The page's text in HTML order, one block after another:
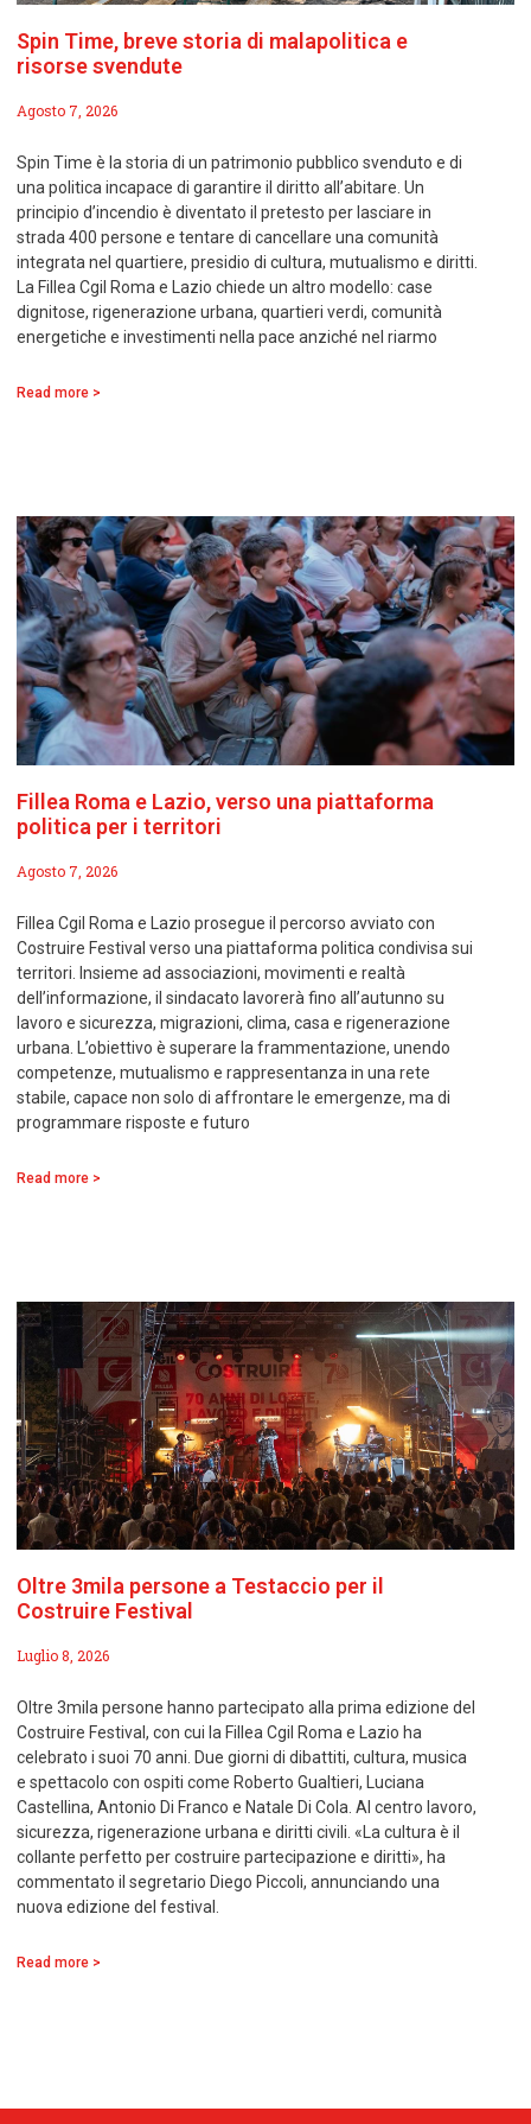
Spin Time, breve storia di malapolitica e
risorse svendute
Agosto 7, 2026
Spin Time è la storia di un patrimonio pubblico svenduto e di
una politica incapace di garantire il diritto all’abitare. Un
principio d’incendio è diventato il pretesto per lasciare in
strada 400 persone e tentare di cancellare una comunità
integrata nel quartiere, presidio di cultura, mutualismo e diritti.
La Fillea Cgil Roma e Lazio chiede un altro modello: case
dignitose, rigenerazione urbana, quartieri verdi, comunità
energetiche e investimenti nella pace anziché nel riarmo
Read more >
Fillea Roma e Lazio, verso una piattaforma
politica per i territori
Agosto 7, 2026
Fillea Cgil Roma e Lazio prosegue il percorso avviato con
Costruire Festival verso una piattaforma politica condivisa sui
territori. Insieme ad associazioni, movimenti e realtà
dell’informazione, il sindacato lavorerà fino all’autunno su
lavoro e sicurezza, migrazioni, clima, casa e rigenerazione
urbana. L’obiettivo è superare la frammentazione, unendo
competenze, mutualismo e rappresentanza in una rete
stabile, capace non solo di affrontare le emergenze, ma di
programmare risposte e futuro
Read more >
Oltre 3mila persone a Testaccio per il
Costruire Festival
Luglio 8, 2026
Oltre 3mila persone hanno partecipato alla prima edizione del
Costruire Festival, con cui la Fillea Cgil Roma e Lazio ha
celebrato i suoi 70 anni. Due giorni di dibattiti, cultura, musica
e spettacolo con ospiti come Roberto Gualtieri, Luciana
Castellina, Antonio Di Franco e Natale Di Cola. Al centro lavoro,
sicurezza, rigenerazione urbana e diritti civili. «La cultura è il
collante perfetto per costruire partecipazione e diritti», ha
commentato il segretario Diego Piccoli, annunciando una
nuova edizione del festival.
Read more >